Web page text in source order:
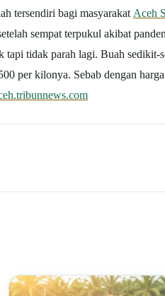
tersendiri bagi masyarakat Aceh
sempat terpukul akibat
tapi tidak parah lagi. Buah
per kilonya. Sebab dengan